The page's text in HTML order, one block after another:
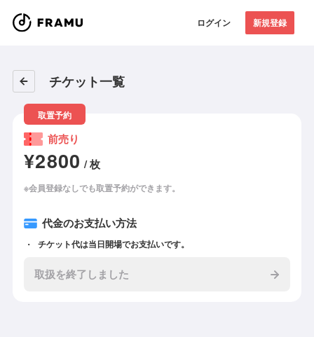
ログイン 新規登録
チケット一覧
取置予約
前売り
¥2800 / 枚
※会員登録なしでも取置予約ができます。
代金のお支払い方法
チケット代は当日開場でお支払いです。
取扱を終了しました